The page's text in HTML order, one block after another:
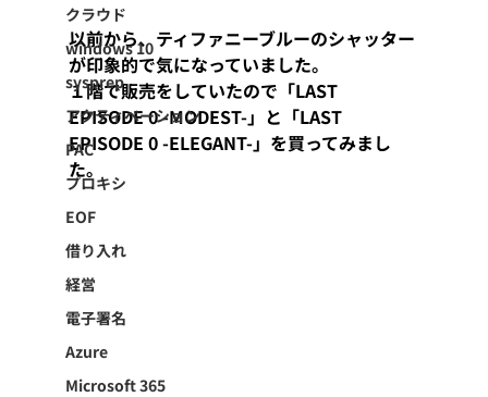
クラウド
windows 10
sysprep
アクティベーション
PAC
プロキシ
EOF
借り入れ
経営
電子署名
Azure
Microsoft 365
以前から、ティファニーブルーのシャッター
が印象的で気になっていました。
１階で販売をしていたので「LAST
EPISODE 0 -MODEST-」と「LAST
EPISODE 0 -ELEGANT-」を買ってみまし
た。